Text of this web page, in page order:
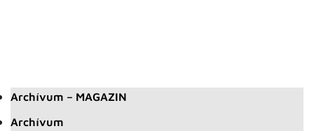
Archívum – MAGAZIN
Archívum